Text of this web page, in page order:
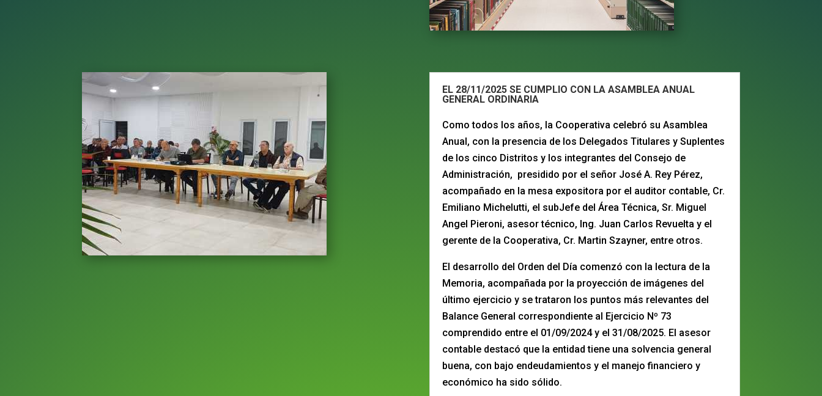
EL 28/11/2025 SE CUMPLIO CON LA ASAMBLEA ANUAL
GENERAL ORDINARIA
Como todos los años, la Cooperativa celebró su Asamblea
Anual, con la presencia de los Delegados Titulares y Suplentes
de los cinco Distritos y los integrantes del Consejo de
Administración, presidido por el señor José A. Rey Pérez,
acompañado en la mesa expositora por el auditor contable, Cr.
Emiliano Michelutti, el subJefe del Área Técnica, Sr. Miguel
Angel Pieroni, asesor técnico, Ing. Juan Carlos Revuelta y el
gerente de la Cooperativa, Cr. Martin Szayner, entre otros.
El desarrollo del Orden del Día comenzó con la lectura de la
Memoria, acompañada por la proyección de imágenes del
último ejercicio y se trataron los puntos más relevantes del
Balance General correspondiente al Ejercicio Nº 73
comprendido entre el 01/09/2024 y el 31/08/2025. El asesor
contable destacó que la entidad tiene una solvencia general
buena, con bajo endeudamientos y el manejo financiero y
económico ha sido sólido.